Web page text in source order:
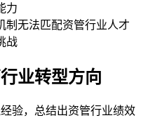
力
制无法匹配资管行业人才
战
业转型方向
验，总结出资管行业绩效